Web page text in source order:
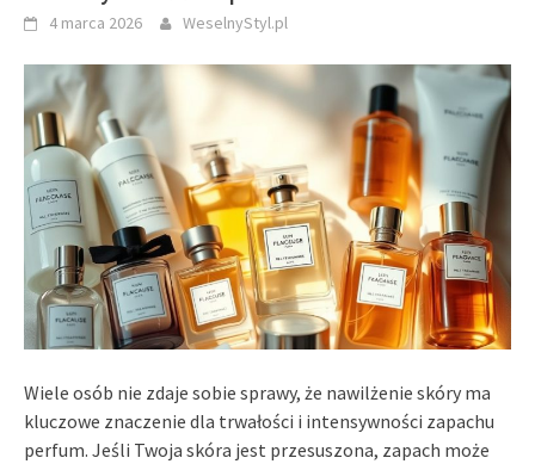
4 marca 2026 WeselnyStyl.pl
Wiele osób nie zdaje sobie sprawy, że nawilżenie skóry ma
kluczowe znaczenie dla trwałości i intensywności zapachu
perfum. Jeśli Twoja skóra jest przesuszona, zapach może